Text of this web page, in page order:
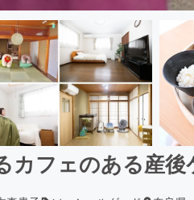
フェのある産後